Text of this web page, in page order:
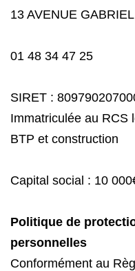
13 AVENUE
01 48 34 47 25
SIRET :
Immatriculée au RCS
BTP et construction
Capital social : 10
Politique de
personnelles
Conformément au